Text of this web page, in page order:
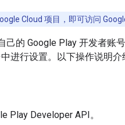
Cloud 项目，即可访问
的 Google Play 开发者账
进行设置。以下操作说明
Play Developer API。